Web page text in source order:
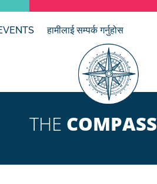
हामीलाई सम्पर्क गर्नुहोस
THE COMPASS